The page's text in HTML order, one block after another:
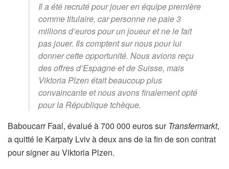
Il a été recruté pour jouer en équipe première
comme titulaire, car personne ne paie 3
millions d’euros pour un joueur et ne le fait
pas jouer. Ils comptent sur nous pour lui
donner cette opportunité. Nous avions reçu
des offres d’Espagne et de Suisse, mais
Viktoria Plzen était beaucoup plus
convaincante et nous avons finalement opté
pour la République tchèque.
Baboucarr Faal, évalué à 700 000 euros sur Transfermarkt,
a quitté le Karpaty Lviv à deux ans de la fin de son contrat
pour signer au Viktoria Plzen.